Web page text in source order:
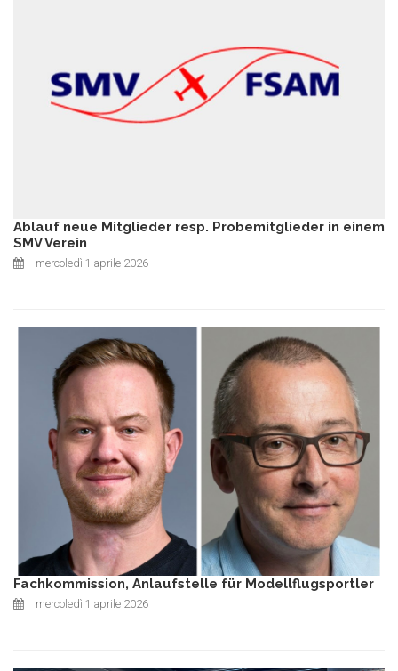
Ablauf neue Mitglieder resp. Probemitglieder in einem
SMV Verein
mercoledì 1 aprile 2026
Fachkommission, Anlaufstelle für Modellflugsportler
mercoledì 1 aprile 2026